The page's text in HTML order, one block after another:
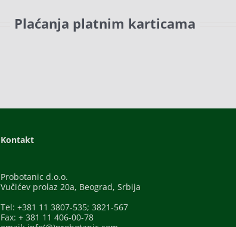
Plaćanja platnim karticama
Kontakt
Probotanic d.o.o.
Vučićev prolaz 20a, Beograd, Srbija
Tel: +381 11 3807-535; 3821-567
Fax: + 381 11 406-00-78